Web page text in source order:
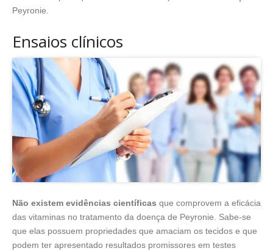
Peyronie.
Ensaios clínicos
Não existem evidências científicas que comprovem a eficácia
das vitaminas no tratamento da doença de Peyronie. Sabe-se
que elas possuem propriedades que amaciam os tecidos e que
podem ter apresentado resultados promissores em testes